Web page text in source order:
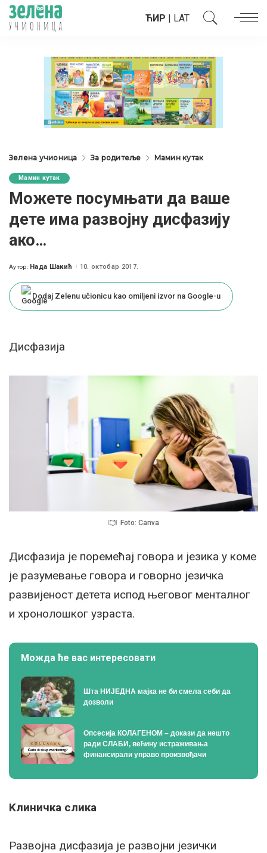
ЋИР | LAT
Зелена учионица За родитеље Мамин кутак
Мамин кутак
Можете посумњати да ваше
дете има развојну дисфазију
ако…
Posted
Аутор: Нада Шакић 10. октобар 2017.
Dodaj Zelenu učionicu kao omiljeni izvor na Google-u
Дисфазија
Foto: Canva
Дисфазија је поремећај говора и језика у коме
је разумевање говора и говорно језичка
развијеност детета испод његовог менталног
и хронолошког узраста.
Можда ће вас интересовати
Шта НИЈЕДНА мајка не би смела себи да
дозволи
Опсесија КОЛАГЕНОМ – докази да нешто
ради СЛАБИ, већину истраживања
финансирали управо произвођачи
Kлиничка слика
Развојна дисфазија је развојни језички